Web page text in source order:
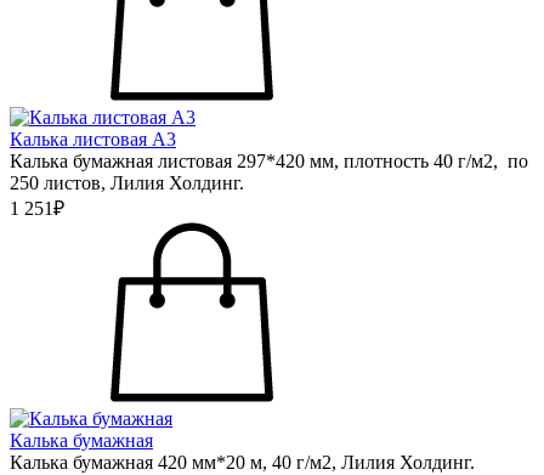
Калька листовая А3
Калька бумажная листовая 297*420 мм, плотность 40 г/м2, по
250 листов, Лилия Холдинг.
1 251₽
Калька бумажная
Калька бумажная 420 мм*20 м, 40 г/м2, Лилия Холдинг.